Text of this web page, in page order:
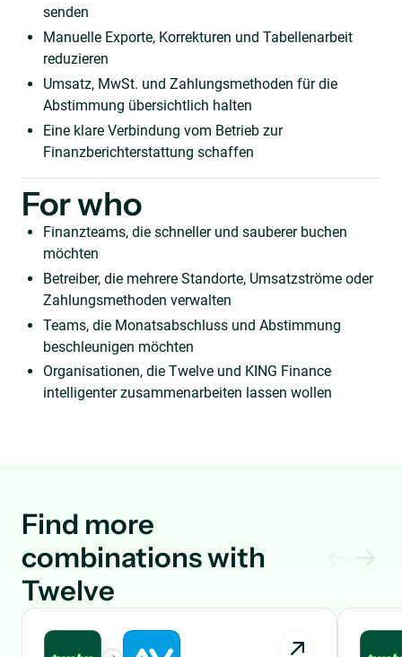
senden
Manuelle Exporte, Korrekturen und Tabellenarbeit
reduzieren
Umsatz, MwSt. und Zahlungsmethoden für die
Abstimmung übersichtlich halten
Eine klare Verbindung vom Betrieb zur
Finanzberichterstattung schaffen
For who
Finanzteams, die schneller und sauberer buchen
möchten
Betreiber, die mehrere Standorte, Umsatzströme oder
Zahlungsmethoden verwalten
Teams, die Monatsabschluss und Abstimmung
beschleunigen möchten
Organisationen, die Twelve und KING Finance
intelligenter zusammenarbeiten lassen wollen
Find more
combinations with
Twelve